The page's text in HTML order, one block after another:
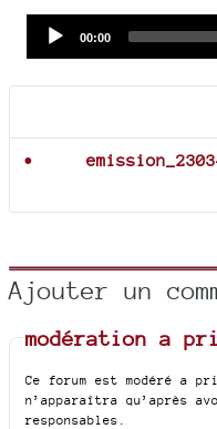
Current
00:00
Ajouter un
modération a
Ce forum est modéré a
n’apparaîtra qu’après
responsables.